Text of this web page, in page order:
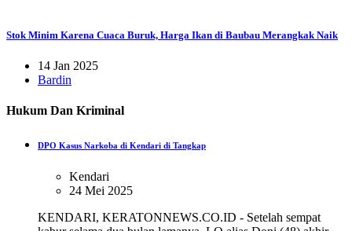
Stok Minim Karena Cuaca Buruk, Harga Ikan di Baubau Merangkak Naik
14 Jan 2025
Bardin
Hukum Dan Kriminal
DPO Kasus Narkoba di Kendari di Tangkap
Kendari
24 Mei 2025
KENDARI, KERATONNEWS.CO.ID - Setelah sempat